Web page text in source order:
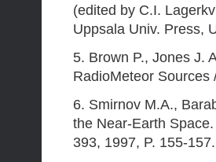
(edited by C.I.
Uppsala Univ. Press,
5. Brown P., Jones J.
RadioMeteor Sources
6. Smirnov M.A.,
the Near-Earth
393, 1997, P. 155-157.